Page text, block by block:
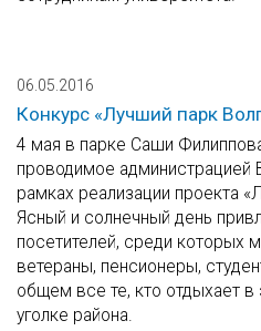
06.05.2016
Конкурс «Лучший парк
4 мая в парке Саши
проводимое администрацией
рамках реализации проекта
Ясный и солнечный день
посетителей, среди которых
ветераны, пенсионеры,
общем все те, кто отдыхает
уголке района.